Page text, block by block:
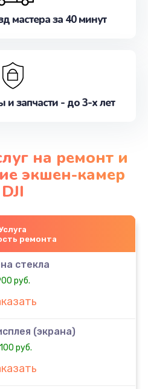
мастера за 40 минут
и запчасти - до 3-х лет
на ремонт и
экшен-камер
DJI
ремонта
стекла
руб.
(экрана)
руб.